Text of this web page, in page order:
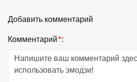
Добавить комментарий
Комментарий*: